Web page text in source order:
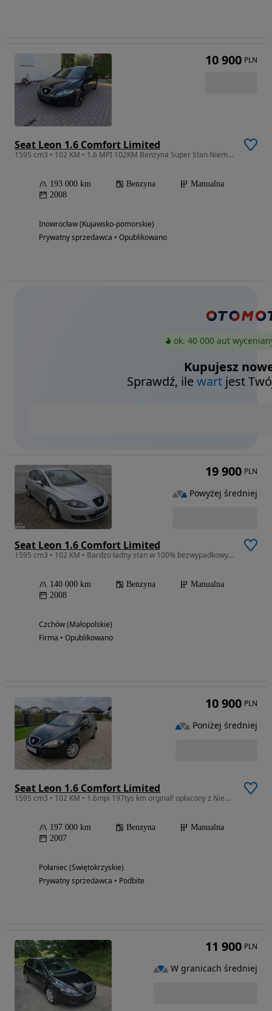
Seat Leon 1.6 Comfort Limited
1595 cm3 • 102 KM • 1.6 MPI 102KM Benzyna Super Stan Niemcy
193 000 km Benzyna
Manualna
2008
Inowrocław (Kujawsko-pomorskie)
Prywatny sprzedawca • Opublikowano
10 900 PLN
ok. 40 000 aut
Kupujesz
Sprawdź, ilewart jest
Seat Leon 1.6 Comfort Limited
1595 cm3 • 102 KM • Bardzo ładny stan w 100% bezwypadkowy Model 2009
140 000 km Benzyna
Manualna
2008
Czchów (Małopolskie)
Firma • Opublikowano
19 900 PLN
Powyżej średniej
Seat Leon 1.6 Comfort Limited
1595 cm3 • 102 KM • 1.6mpi 197tys km orginał! opłacony z Niemiec!
197 000 km Benzyna
Manualna
2007
Połaniec (Świętokrzyskie)
Prywatny sprzedawca • Podbite
10 900 PLN
Poniżej średniej
11 900 PLN
W granicach średniej